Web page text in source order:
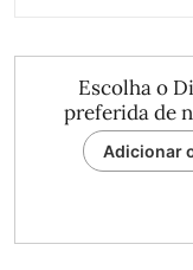
Escolha o
preferida de
Adicionar